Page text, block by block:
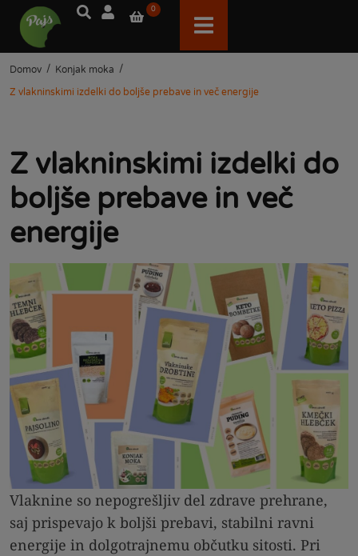
0
Domov / Konjak moka /
Z vlakninskimi izdelki do boljše prebave in več energije
Z vlakninskimi izdelki do
boljše prebave in več
energije
Vlaknine so nepogrešljiv del zdrave prehrane,
saj prispevajo k boljši prebavi, stabilni ravni
energije in dolgotrajnemu občutku sitosti. Pri